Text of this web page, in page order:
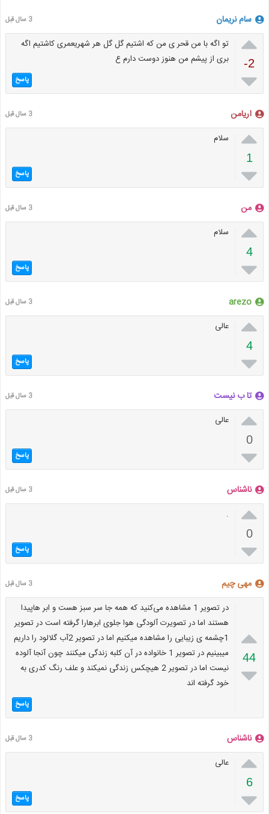
سام نریمان 3 سال قبل

-2

تو اگه با من قحر ی من که اشتیم گل گل هر شهریعمری کاشتیم اگه
بری از پیشم من هنوز دوست دارم ع
پاسخ
اریامن 3 سال قبل

1

سلام
پاسخ
من 3 سال قبل

4

سلام
پاسخ
arezo 3 سال قبل

4

عالی
پاسخ
تا ب نیست 3 سال قبل

0

عالی
پاسخ
ناشناس 3 سال قبل

0

.
پاسخ
مهی چیم 3 سال قبل

44

در تصویر 1 مشاهده می‌کنید که همه جا سر سبز هست و ابر هاپیدا
هستند اما در تصویرت آلودگی هوا جلوی ابرهارا گرفته است در تصویر
1چشمه ی زیبایی را مشاهده میکنیم اما در تصویر 2آب گلالود را داریم
میبینیم در تصویر 1 خانواده در آن کلبه زندگی میکنند چون آنجا آلوده
نیست اما در تصویر 2 هیچکس زندگی نمیکند و علف رنگ کدری به
خود گرفته اند
پاسخ
ناشناس 3 سال قبل

6

عالی
پاسخ